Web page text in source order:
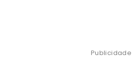
Publicidade